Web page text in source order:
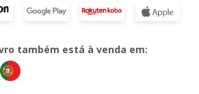
também está à venda em: